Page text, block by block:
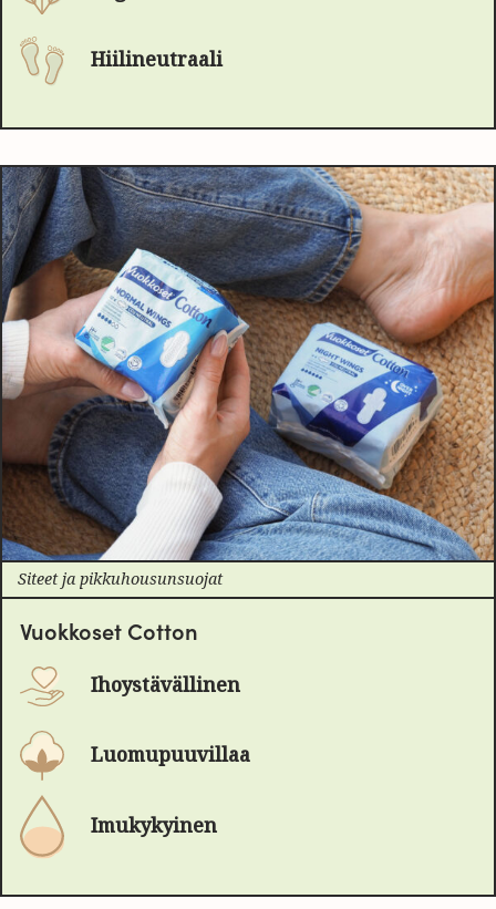
Hiilineutraali
Siteet ja pikkuhousunsuojat
Vuokkoset Cotton
Ihoystävällinen
Luomupuuvillaa
Imukykyinen